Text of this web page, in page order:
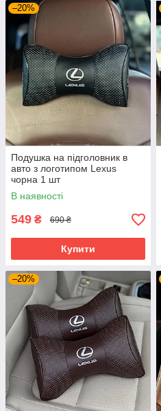
–20%
Подушка на підголовник в
авто з логотипом Lexus
чорна 1 шт
В наявності
549 ₴ 690 ₴
Купити
–20%